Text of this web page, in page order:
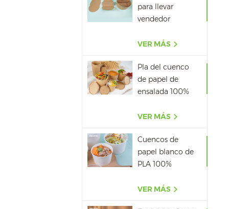
para llevar
vendedor
del cuenco de
VER MÁS
Pla del cuenco
de papel de
ensalada 100%
por mayor
VER MÁS
Cuencos de
papel blanco de
PLA 100%
con tapa
VER MÁS